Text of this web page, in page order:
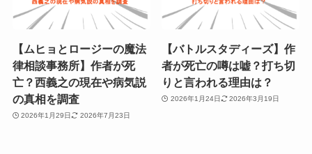
【ムヒョとロージーの魔法
律相談事務所】作者が死
亡？西義之の現在や病気説
の真相を調査
2026年1月29日 2026年7月23日
【バトルスタディーズ】作
者が死亡の噂は嘘？打ち切
りと言われる理由は？
2026年1月24日 2026年3月19日